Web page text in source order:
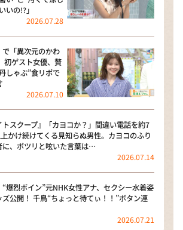
いの!?」
2026.07.28
で「異次元のかわ
初ゲスト女優、贅
しゃぶ”食リポで
2026.07.10
トスクープ』「カヨコか？」間違い電話を約7
かけ続けてくる見知らぬ男性。カヨコのふり
に、ポツリと呟いた言葉は…
2026.07.14
“爆烈ボイン”元NHK女性アナ、セクシー水着姿
ズ公開！ 千鳥“ちょっと待てぃ！！”ボタン連
2026.07.21